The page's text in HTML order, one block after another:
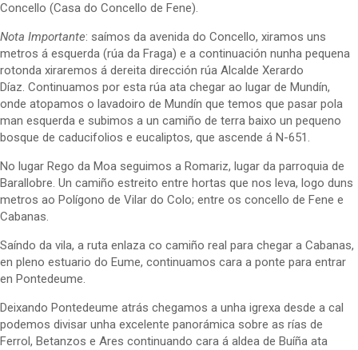
Concello (Casa do Concello de Fene).
Nota Importante: saímos da avenida do Concello, xiramos uns
metros á esquerda (rúa da Fraga) e a continuación nunha pequena
rotonda xiraremos á dereita dirección rúa Alcalde Xerardo
Díaz. Continuamos por esta rúa ata chegar ao lugar de Mundín,
onde atopamos o lavadoiro de Mundín que temos que pasar pola
man esquerda e subimos a un camiño de terra baixo un pequeno
bosque de caducifolios e eucaliptos, que ascende á N-651.
No lugar Rego da Moa seguimos a Romariz, lugar da parroquia de
Barallobre. Un camiño estreito entre hortas que nos leva, logo duns
metros ao Polígono de Vilar do Colo; entre os concello de Fene e
Cabanas.
Saíndo da vila, a ruta enlaza co camiño real para chegar a Cabanas,
en pleno estuario do Eume, continuamos cara a ponte para entrar
en Pontedeume.
Deixando Pontedeume atrás chegamos a unha igrexa desde a cal
podemos divisar unha excelente panorámica sobre as rías de
Ferrol, Betanzos e Ares continuando cara á aldea de Buíña ata